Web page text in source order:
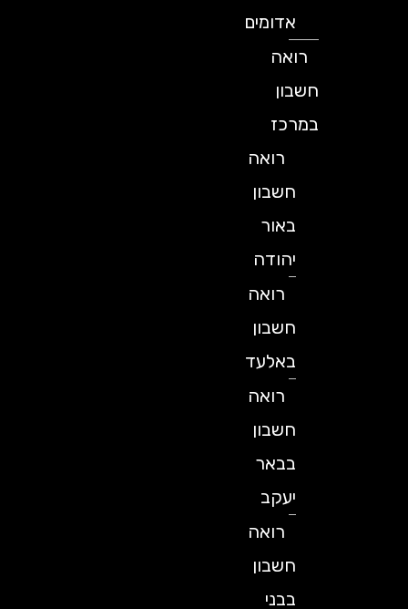
אדומים
רואה
חשבון
במרכז
רואה
חשבון
באור
יהודה
רואה
חשבון
באלעד
רואה
חשבון
בבאר
יעקב
רואה
חשבון